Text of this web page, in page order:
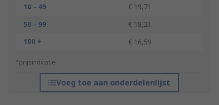
10 - 49
€ 19,71
50 - 99
€ 18,21
100 +
€ 16,59
*prijsindicatie
Voeg toe aan onderdelenlijst